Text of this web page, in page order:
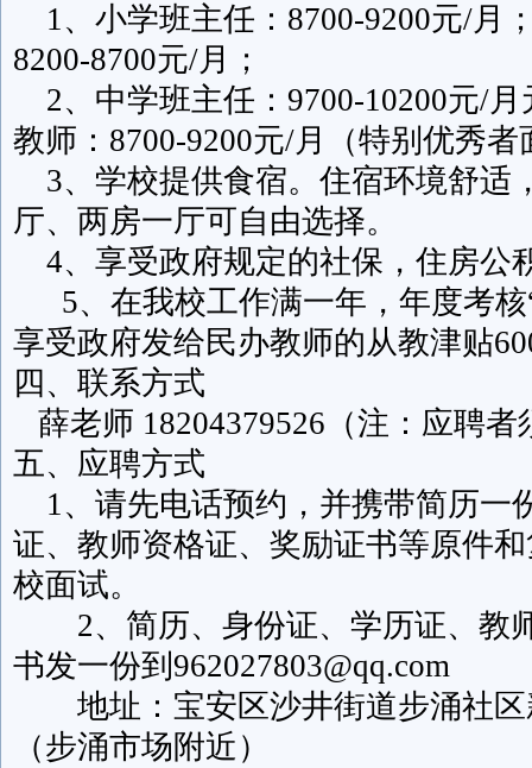
1、小学班主任：8700-9200元/月
8200-8700元/月；
2、中学班主任：9700-10200元/
教师：8700-9200元/月（特别优秀者
3、学校提供食宿。住宿环境舒适
厅、两房一厅可自由选择。
4、享受政府规定的社保，住房公
5、在我校工作满一年，年度考核
享受政府发给民办教师的从教津贴
四、联系方式
薛老师 18204379526（注：应聘者
五、应聘方式
1、请先电话预约，并携带简历一
证、教师资格证、奖励证书等原件
校面试。
2、简历、身份证、学历证、教
书发一份到962027803@qq.com
地址：宝安区沙井街道步涌社区
（步涌市场附近）